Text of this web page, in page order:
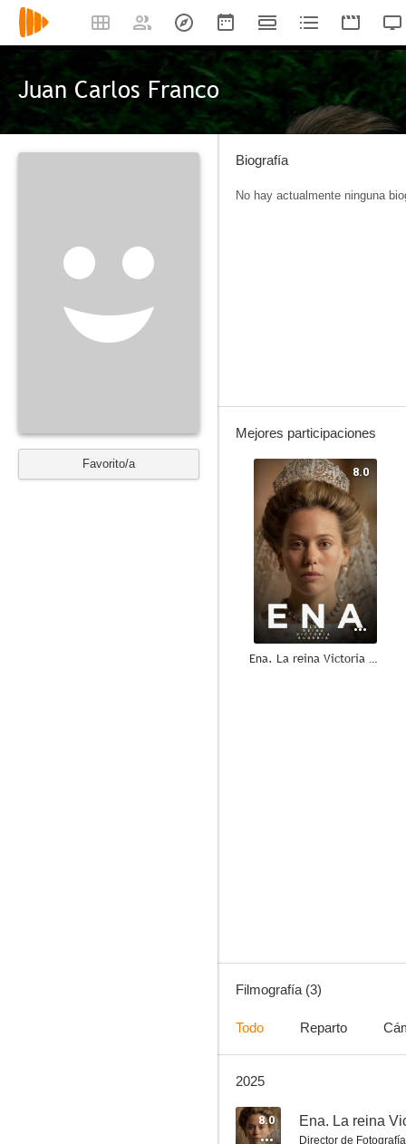
Juan Carlos Franco
Favorito/a
Biografía
No hay actualmente ninguna
Mejores participaciones
8.0
Ena. La reina Victoria Eugenia
Filmografía (3)
Todo Reparto
2025
8.0 Ena. La reina
Director de Fotografía